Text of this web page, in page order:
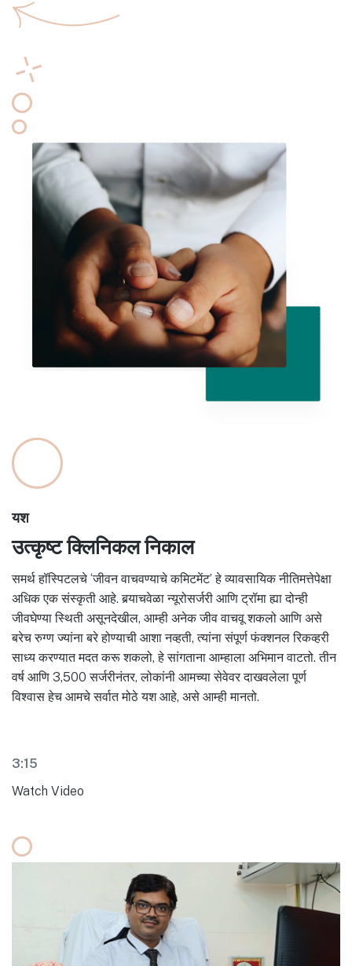
यश
उत्कृष्ट क्लिनिकल निकाल
समर्थ हॉस्पिटलचे ‘जीवन वाचवण्याचे कमिटमेंट’ हे व्यावसायिक नीतिमत्तेपेक्षा
अधिक एक संस्कृती आहे. बर्‍याचवेळा न्यूरोसर्जरी आणि ट्रॉमा ह्या दोन्ही
जीवघेण्या स्थिती असूनदेखील, आम्ही अनेक जीव वाचवू शकलो आणि असे
बरेच रुग्ण ज्यांना बरे होण्याची आशा नव्हती, त्यांना संपूर्ण फंक्शनल रिकव्हरी
साध्य करण्यात मदत करू शकलो, हे सांगताना आम्हाला अभिमान वाटतो. तीन
वर्ष आणि 3,500 सर्जरीनंतर, लोकांनी आमच्या सेवेवर दाखवलेला पूर्ण
विश्वास हेच आमचे सर्वात मोठे यश आहे, असे आम्ही मानतो.
3:15
Watch Video